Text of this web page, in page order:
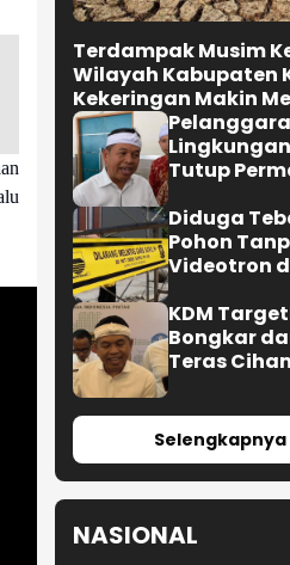
Terdampak Musim
Wilayah Kabupaten
Kekeringan Makin
Tutup
di Cipatat
Diduga
Pohon
Videotron
Bongkar